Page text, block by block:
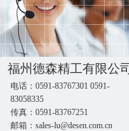
福州德森精工有限公司
电话：0591-83767301 0591-
83058335
传真：0591-83767251
邮箱：sales-lu@desen.com.cn